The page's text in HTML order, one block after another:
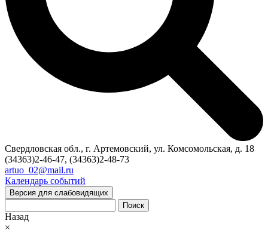
Свердловская обл., г. Артемовский, ул. Комсомольская, д. 18
(34363)2-46-47, (34363)2-48-73
artuo_02@mail.ru
Календарь событий
Версия для слабовидящих
Поиск
Назад
×